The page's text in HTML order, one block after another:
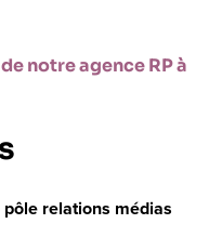
notre agence RP à
relations médias